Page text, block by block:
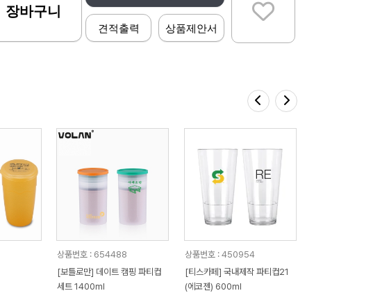
견적출력 상품제안서
장바구니
상품번호 : 654488
[보틀로만] 데이트 캠핑 파티컵
세트 1400ml
상품번호 : 450954
[티스카페] 국내제작 파티컵21
(에코젠) 600ml